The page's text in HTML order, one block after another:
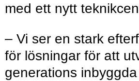
med ett nytt
– Vi ser en stark
för lösningar för att
generations